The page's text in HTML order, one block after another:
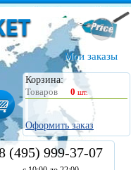
Мои заказы
Корзина:
Товаров
0 шт.
Оформить заказ
(495) 999-37-07